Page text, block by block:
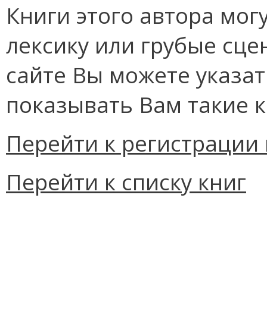
Книги этого автора
лексику или грубые
сайте Вы можете
показывать Вам такие
Перейти к регистрации
Перейти к списку книг